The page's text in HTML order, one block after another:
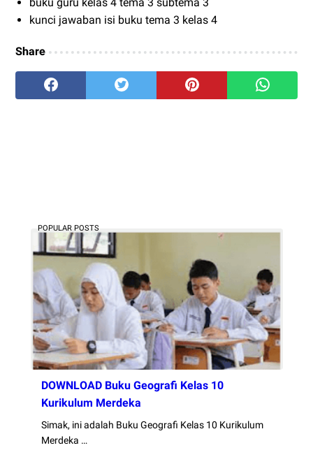
kunci jawaban isi buku tema 3 kelas 4
Share
POPULAR POSTS
DOWNLOAD Buku Geografi Kelas 10
Kurikulum Merdeka
Simak, ini adalah Buku Geografi Kelas 10 Kurikulum
Merdeka …